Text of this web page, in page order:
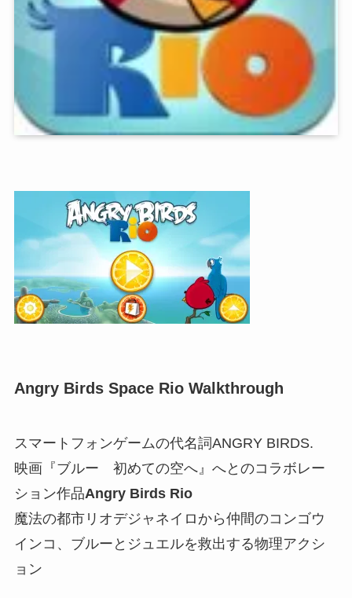
Angry Birds Space Rio Walkthrough
スマートフォンゲームの代名詞ANGRY BIRDS.
映画『ブルー 初めての空へ』へとのコラボレー
ション作品Angry Birds Rio
魔法の都市リオデジャネイロから仲間のコンゴウ
インコ、ブルーとジュエルを救出する物理アクシ
ョン